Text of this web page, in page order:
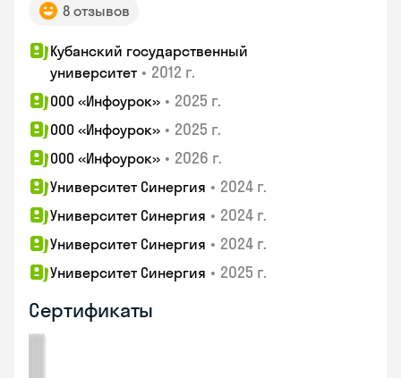
8 отзывов
Кубанский государственный
университет • 2012 г.
ООО «Инфоурок» • 2025 г.
ООО «Инфоурок» • 2025 г.
ООО «Инфоурок» • 2026 г.
Университет Синергия • 2024 г.
Университет Синергия • 2024 г.
Университет Синергия • 2024 г.
Университет Синергия • 2025 г.
Сертификаты